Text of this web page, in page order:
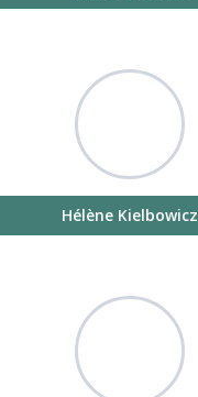
Hélène Kielbowicz